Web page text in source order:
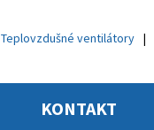
Teplovzdušné ventilátory
KONTAKT